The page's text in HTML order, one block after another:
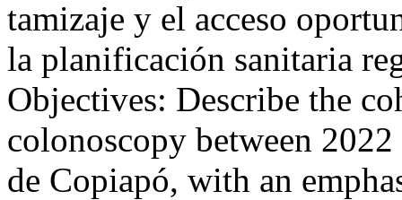
tamizaje y el acceso
la planificación sanitaria
Objectives: Describe the
colonoscopy between
de Copiapó, with an